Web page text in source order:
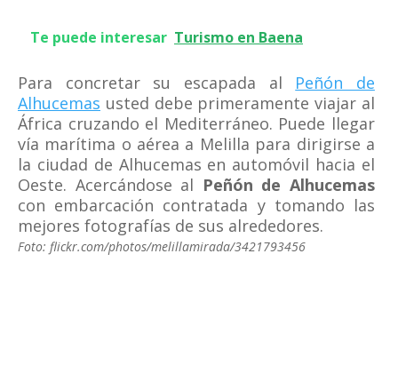
Te puede interesar Turismo en Baena
Para concretar su escapada al Peñón de
Alhucemas usted debe primeramente viajar al
África cruzando el Mediterráneo. Puede llegar
vía marítima o aérea a Melilla para dirigirse a
la ciudad de Alhucemas en automóvil hacia el
Oeste. Acercándose al Peñón de Alhucemas
con embarcación contratada y tomando las
mejores fotografías de sus alrededores.
Foto: flickr.com/photos/melillamirada/3421793456